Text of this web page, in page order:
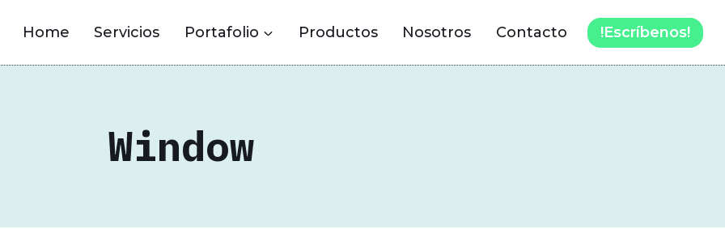
Home Servicios Portafolio Productos Nosotros Contacto !Escríbenos!
Window